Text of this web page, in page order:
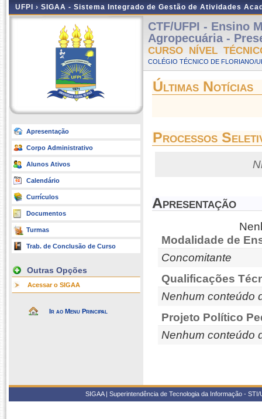
UFPI › SIGAA - Sistema Integrado de Gestão de Atividades
Apresentação
Corpo Administrativo
Alunos Ativos
Calendário
Currículos
Documentos
Turmas
Trab. de Conclusão de Curso
Outras Opções
Acessar o SIGAA
Ir ao Menu Principal
CTF/UFPI - Ensino
Agropecuária -
CURSO NÍVEL
COLÉGIO TÉCNICO DE FLORIANO/
Últimas Notícias
Processos
Apresentação
Modalidade de
Concomitante
Qualificações
Nenhum conteúdo
Projeto Político
Nenhum conteúdo
SIGAA | Superintendência de Tecnologia da Informação -